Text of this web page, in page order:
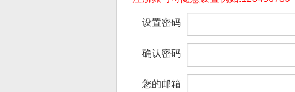
设置密码
确认密码
您的邮箱